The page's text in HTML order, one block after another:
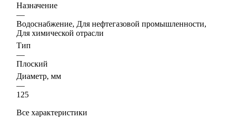
Назначение
—
Водоснабжение, Для нефтегазовой промышленности,
Для химической отрасли
Тип
—
Плоский
Диаметр, мм
—
125
Все характеристики